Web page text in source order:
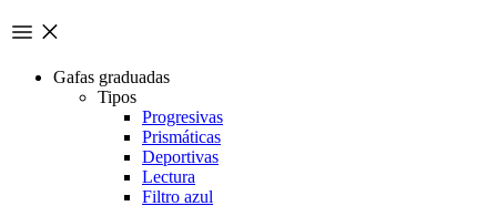
Gafas graduadas
Tipos
Progresivas
Prismáticas
Deportivas
Lectura
Filtro azul